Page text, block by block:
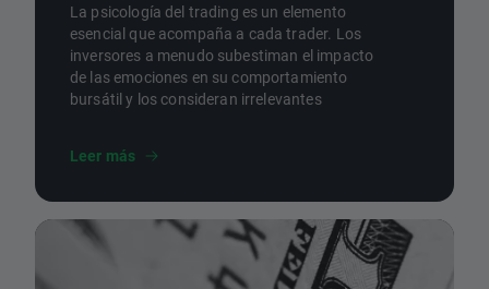
La psicología del trading es un elemento
esencial que acompaña a cada trader. Los
inversores a menudo subestiman el impacto
de las emociones en su comportamiento
bursátil y los consideran irrelevantes
Leer más